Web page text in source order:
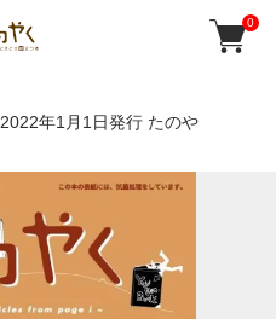
0
2022年1月1日発行 たのや